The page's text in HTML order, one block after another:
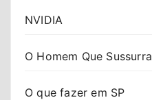
NVIDIA
O Homem Que Sussurra
O que fazer em SP